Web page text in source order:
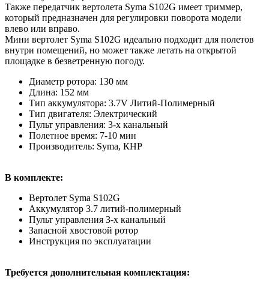
Также передатчик вертолета Syma S102G имеет триммер,
который предназначен для регулировки поворота модели
влево или вправо.
Мини вертолет Syma S102G идеально подходит для полетов
внутри помещений, но может также летать на открытой
площадке в безветренную погоду.
Диаметр ротора: 130 мм
Длина: 152 мм
Тип аккумулятора: 3.7V Литий-Полимерный
Тип двигателя: Электрический
Пульт управления: 3-х канальный
Полетное время: 7-10 мин
Производитель: Syma, КНР
В комплекте:
Вертолет Syma S102G
Аккумулятор 3.7 литий-полимерный
Пульт управления 3-х канальный
Запасной хвостовой ротор
Инструкция по эксплуатации
Требуется дополнительная комплектация: